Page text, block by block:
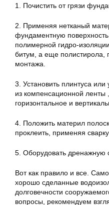
1. Почистить от грязи
2. Применяя нетканый
фундаментную
полимерной гидро-
битум, а еще полистирола,
монтажа.
3. Установить плинтуса
из компенсационной ленты
горизонтальное и
4. Положить материл
проклеить, применяя
5. Оборудовать дренажную
Вот как правило и все.
хорошо сделанные
долговечности
вопросы, рекомендуем